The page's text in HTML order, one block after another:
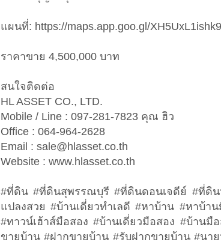
แผนที่: https://maps.app.goo.gl/
ราคาขาย 4,500,000 บาท
สนใจติดต่อ
HL ASSET CO., LTD.
Mobile / Line : 097-281-7823 คุณ ฮิว
Office : 064-964-2628
Email : sale@hlasset.co.th
Website : www.hlasset.co.th
#ที่ดิน #ที่ดินสุพรรณบุรี #ที่ดินดอนเจดีย์ #ที่ดิ
แปลงสวย #บ้านเดี่ยวทำเลดี #หาบ้าน #หาบ้า
#ทาวน์เฮ้าส์มือสอง #บ้านเดี่ยวมือสอง #บ้าน
ขายบ้าน #ฝากขายบ้าน #รับฝากขายบ้าน #นา